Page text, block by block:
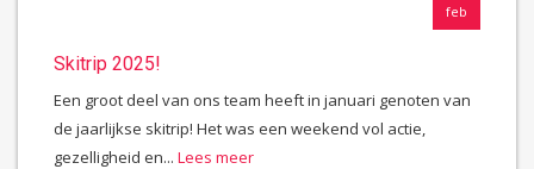
feb
Skitrip 2025!
Een groot deel van ons team heeft in januari genoten van
de jaarlijkse skitrip! Het was een weekend vol actie,
gezelligheid en... Lees meer